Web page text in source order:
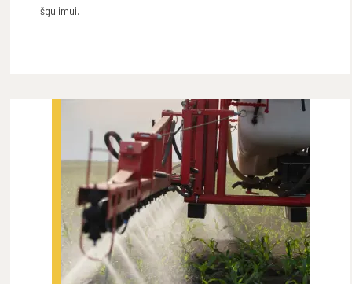
išgulimui.